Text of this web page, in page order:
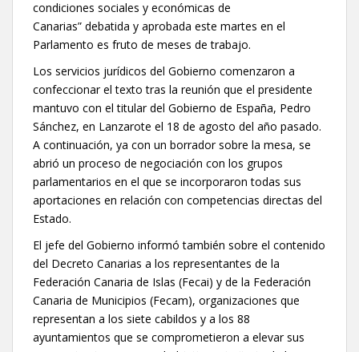
condiciones sociales y económicas de
Canarias” debatida y aprobada este martes en el
Parlamento es fruto de meses de trabajo.
Los servicios jurídicos del Gobierno comenzaron a
confeccionar el texto tras la reunión que el presidente
mantuvo con el titular del Gobierno de España, Pedro
Sánchez, en Lanzarote el 18 de agosto del año pasado.
A continuación, ya con un borrador sobre la mesa, se
abrió un proceso de negociación con los grupos
parlamentarios en el que se incorporaron todas sus
aportaciones en relación con competencias directas del
Estado.
El jefe del Gobierno informó también sobre el contenido
del Decreto Canarias a los representantes de la
Federación Canaria de Islas (Fecai) y de la Federación
Canaria de Municipios (Fecam), organizaciones que
representan a los siete cabildos y a los 88
ayuntamientos que se comprometieron a elevar sus